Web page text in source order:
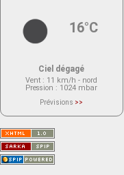
16°C
Ciel dégagé
Vent : 11 km/h - nord
Pression : 1024 mbar
Prévisions >>
actuellement aucune prévision
Saint-Nom.
Veuillez consulter le message du
service ci-dessous.
(401 - Invalid API key. Please see
https://openweathermap.org/faq#error401